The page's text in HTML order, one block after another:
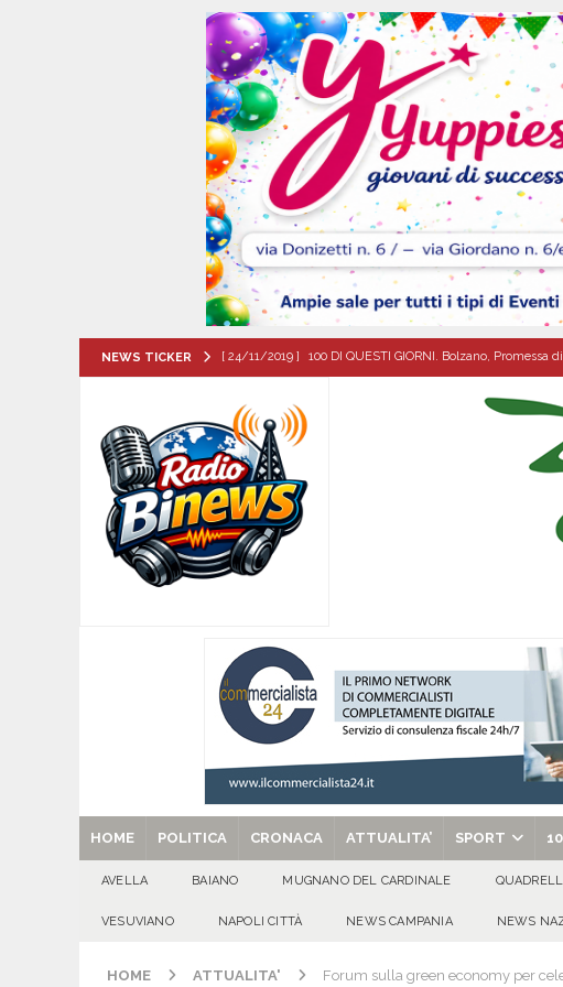
NEWS TICKER [ 24/11/2019 ] 100 DI QUESTI GIORNI. Bolzano,
[ 07/08/2026 ] Forza Italia apre la stagione del congresso
sfide ATTUALITA'
[ 07/08/2026 ] Lauro riaccende la storia: il Castello
[ 07/08/2026 ] Portici, trovati senza vita in casa un uomo
[ 07/08/2026 ]
per tante e tanti”
[ 29/08/2025 ] SANT’Oggi. Venerdì 29 agosto la chiesa
HOME POLITICA CRONACA ATTUALITA’ SPORT
AVELLA BAIANO MUGNANO DEL CARDINALE
VESUVIANO NAPOLI CITTÀ NEWS CAMPANIA NEWS
HOME ATTUALITA' Forum sulla green economy per